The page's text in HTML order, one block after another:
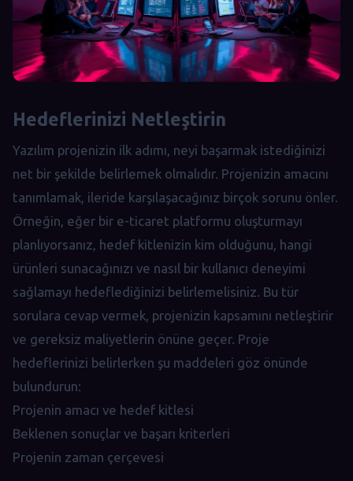
Hedeflerinizi Netleştirin
Yazılım projenizin ilk adımı, neyi başarmak istediğinizi
net bir şekilde belirlemek olmalıdır. Projenizin amacını
tanımlamak, ileride karşılaşacağınız birçok sorunu önler.
Örneğin, eğer bir e-ticaret platformu oluşturmayı
planlıyorsanız, hedef kitlenizin kim olduğunu, hangi
ürünleri sunacağınızı ve nasıl bir kullanıcı deneyimi
sağlamayı hedeflediğinizi belirlemelisiniz. Bu tür
sorulara cevap vermek, projenizin kapsamını netleştirir
ve gereksiz maliyetlerin önüne geçer. Proje
hedeflerinizi belirlerken şu maddeleri göz önünde
bulundurun:
Projenin amacı ve hedef kitlesi
Beklenen sonuçlar ve başarı kriterleri
Projenin zaman çerçevesi